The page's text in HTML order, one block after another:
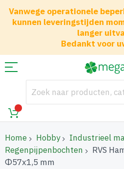
Vanwege operationele
kunnen leveringstijden
langer
Bedankt voor
Home Hobby
Industrieel
Regenpijpenbochten
RVS
Φ57x1,5 mm